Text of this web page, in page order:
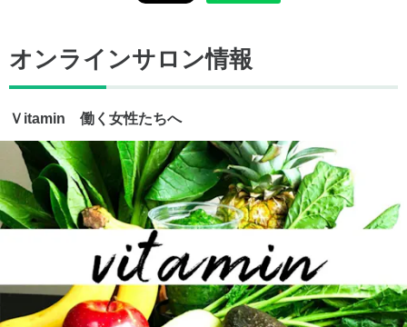
オンラインサロン情報
Ｖitamin 働く女性たちへ